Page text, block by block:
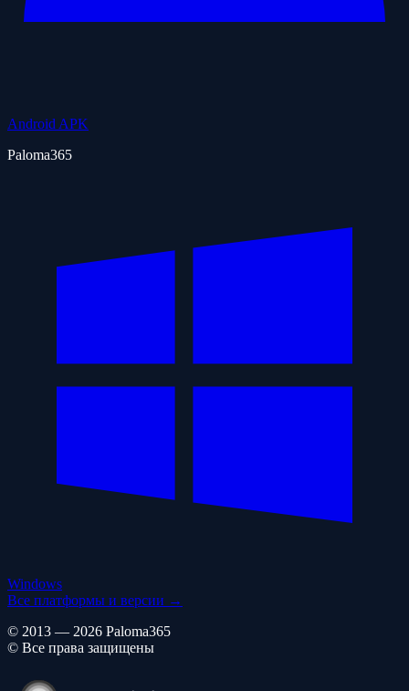
Android APK
Paloma365
Windows
Все платформы и версии →
© 2013 — 2026 Paloma365
© Все права защищены